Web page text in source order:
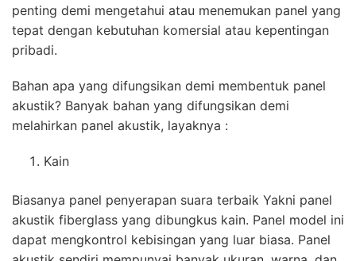
penting demi mengetahui atau menemukan panel yang
tepat dengan kebutuhan komersial atau kepentingan
pribadi.
Bahan apa yang difungsikan demi membentuk panel
akustik? Banyak bahan yang difungsikan demi
melahirkan panel akustik, layaknya :
Kain
Biasanya panel penyerapan suara terbaik Yakni panel
akustik fiberglass yang dibungkus kain. Panel model ini
dapat mengkontrol kebisingan yang luar biasa. Panel